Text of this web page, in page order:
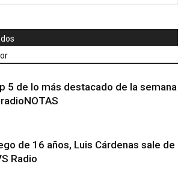
5 de lo más destacado de la semana
de 16 años, Luis Cárdenas sale de
Radio